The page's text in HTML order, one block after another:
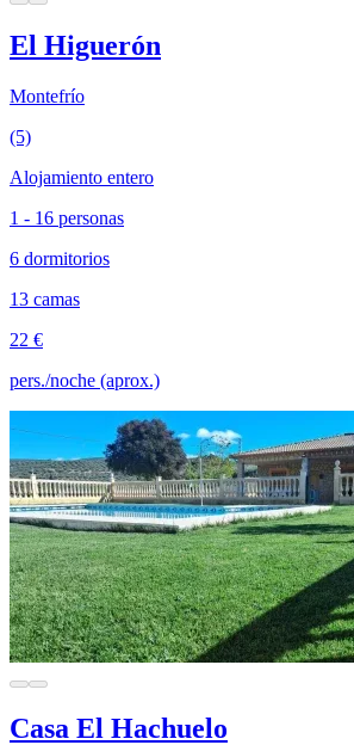
El Higuerón
Montefrío
(5)
Alojamiento entero
1 - 16 personas
6 dormitorios
13 camas
22 €
pers./noche (aprox.)
Casa El Hachuelo